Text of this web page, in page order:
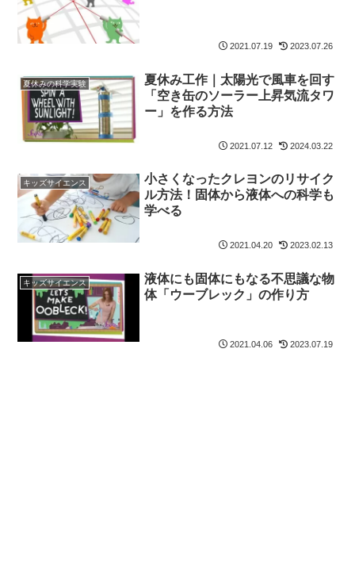
2021.07.19 2023.07.26
夏休みの科学実験
夏休み工作｜太陽光で風車を回す
「空き缶のソーラー上昇気流タワ
ー」を作る方法
2021.07.12 2024.03.22
キッズサイエンス
小さくなったクレヨンのリサイク
ル方法！固体から液体への科学も
学べる
2021.04.20 2023.02.13
キッズサイエンス
液体にも固体にもなる不思議な物
体「ウーブレック」の作り方
2021.04.06 2023.07.19